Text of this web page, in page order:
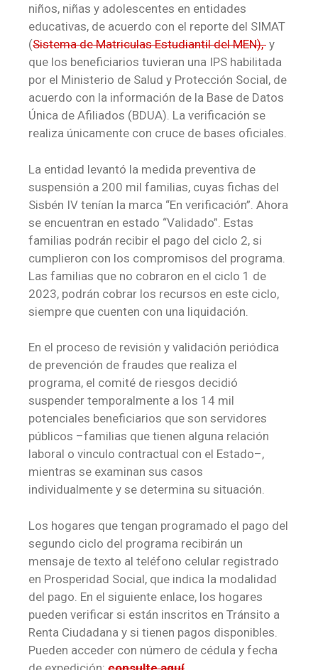
niños, niñas y adolescentes en entidades
educativas, de acuerdo con el reporte del SIMAT
(Sistema de Matriculas Estudiantil del MEN), y
que los beneficiarios tuvieran una IPS habilitada
por el Ministerio de Salud y Protección Social, de
acuerdo con la información de la Base de Datos
Única de Afiliados (BDUA). La verificación se
realiza únicamente con cruce de bases oficiales.
La entidad levantó la medida preventiva de
suspensión a 200 mil familias, cuyas fichas del
Sisbén IV tenían la marca “En verificación”. Ahora
se encuentran en estado “Validado”. Estas
familias podrán recibir el pago del ciclo 2, si
cumplieron con los compromisos del programa.
Las familias que no cobraron en el ciclo 1 de
2023, podrán cobrar los recursos en este ciclo,
siempre que cuenten con una liquidación.
En el proceso de revisión y validación periódica
de prevención de fraudes que realiza el
programa, el comité de riesgos decidió
suspender temporalmente a los 14 mil
potenciales beneficiarios que son servidores
públicos –familias que tienen alguna relación
laboral o vinculo contractual con el Estado–,
mientras se examinan sus casos
individualmente y se determina su situación.
Los hogares que tengan programado el pago del
segundo ciclo del programa recibirán un
mensaje de texto al teléfono celular registrado
en Prosperidad Social, que indica la modalidad
del pago. En el siguiente enlace, los hogares
pueden verificar si están inscritos en Tránsito a
Renta Ciudadana y si tienen pagos disponibles.
Pueden acceder con número de cédula y fecha